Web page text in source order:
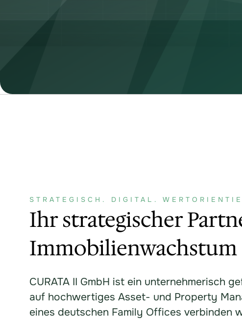
STRATEGISCH. DIGITAL.
Ihr strategischer
Immobilienwachstum
CURATA II GmbH ist ein unternehmerisch
auf hochwertiges Asset- und Property
eines deutschen Family Offices verbinden